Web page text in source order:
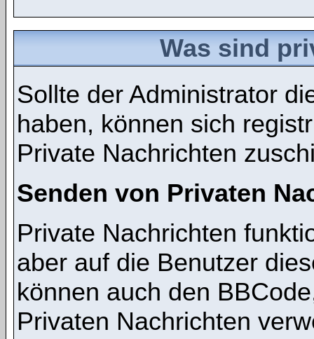
Was sind
Sollte der Administrator
haben, können sich
Private Nachrichten
Senden von Privaten
Private Nachrichten
aber auf die Benutzer
können auch den
Privaten Nachrichten